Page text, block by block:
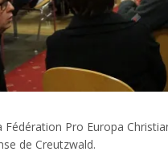
Pro Europa
de Creutzwald.